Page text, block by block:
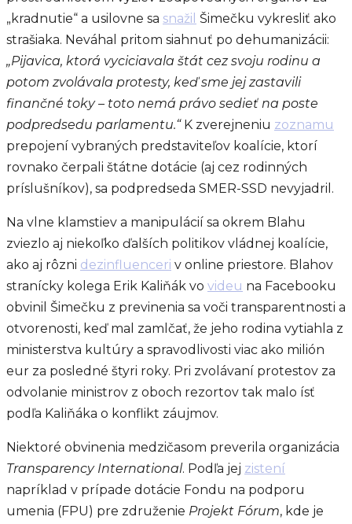
„kradnutie“ a usilovne sa snažil Šimečku vykresliť ako
strašiaka. Neváhal pritom siahnuť po dehumanizácii:
„Pijavica, ktorá vyciciavala štát cez svoju rodinu a
potom zvolávala protesty, keď sme jej zastavili
finančné toky – toto nemá právo sedieť na poste
podpredsedu parlamentu.“ K zverejneniu zoznamu
prepojení vybraných predstaviteľov koalície, ktorí
rovnako čerpali štátne dotácie (aj cez rodinných
príslušníkov), sa podpredseda SMER-SSD nevyjadril.
Na vlne klamstiev a manipulácií sa okrem Blahu
zviezlo aj niekoľko ďalších politikov vládnej koalície,
ako aj rôzni dezinfluenceri v online priestore. Blahov
stranícky kolega Erik Kaliňák vo videu na Facebooku
obvinil Šimečku z previnenia sa voči transparentnosti a
otvorenosti, keď mal zamlčať, že jeho rodina vytiahla z
ministerstva kultúry a spravodlivosti viac ako milión
eur za posledné štyri roky. Pri zvolávaní protestov za
odvolanie ministrov z oboch rezortov tak malo ísť
podľa Kaliňáka o konflikt záujmov.
Niektoré obvinenia medzičasom preverila organizácia
Transparency International. Podľa jej zistení
napríklad v prípade dotácie Fondu na podporu
umenia (FPU) pre združenie Projekt Fórum, kde je